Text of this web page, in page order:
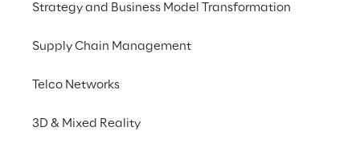
Strategy and Business Model Transformation
Supply Chain Management
Telco Networks
3D & Mixed Reality
Der Entstehungsprozess eines Videos der KI-
folgenden Schritte: